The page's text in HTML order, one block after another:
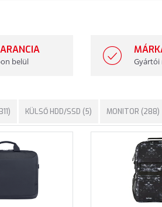
belül Gyártói
KÜLSŐ HDD/SSD (5) MONITOR (288)